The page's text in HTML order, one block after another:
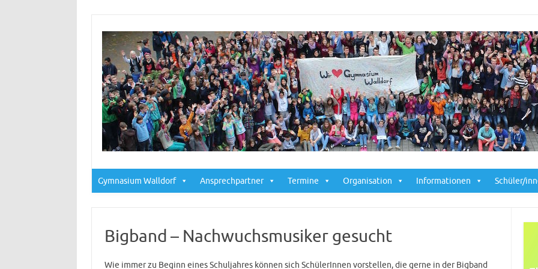
Gymnasium Walldorf
Ansprechpartner Termine Organisation Informationen Schüler/
Bigband – Nachwuchsmusiker gesucht
Wie immer zu Beginn eines Schuljahres können sich SchülerInnen vorstellen, die gerne in der Bigband